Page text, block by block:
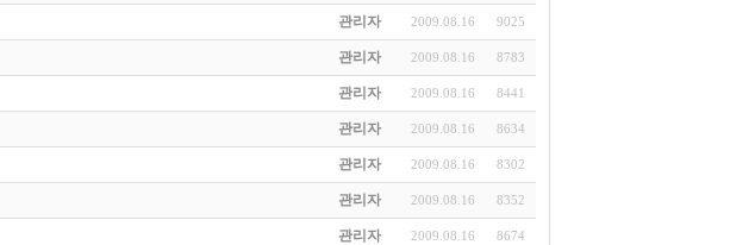
관리자 2009.08.16 9025
관리자 2009.08.16 8783
관리자 2009.08.16 8441
관리자 2009.08.16 8634
관리자 2009.08.16 8302
관리자 2009.08.16 8352
관리자 2009.08.16 8674